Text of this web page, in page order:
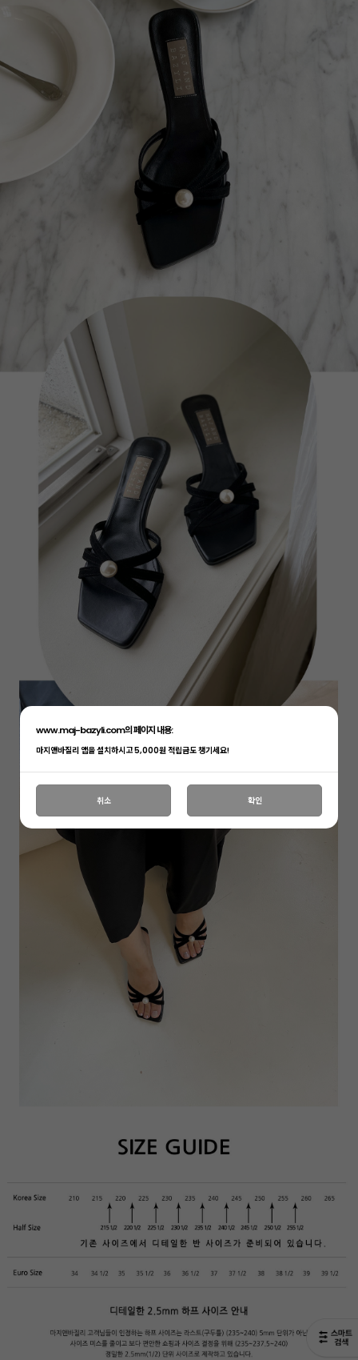
www.maj-bazyli.com의 페이지 내용:
마지앤바질리 앱을 설치하시고 5,000원 적립금도 챙기세요!
취소 확인